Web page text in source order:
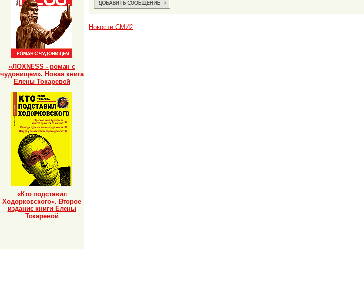
Новости СМИ2
«ЛОХNESS - роман с
чудовищем». Новая книга
Елены Токаревой
«Кто подставил
Ходорковского». Второе
издание книги Елены
Токаревой